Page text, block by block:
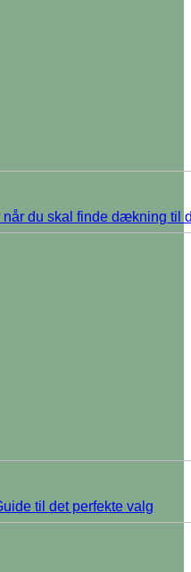
du skal finde dækning til
til det perfekte valg